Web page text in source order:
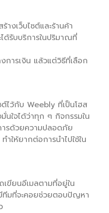
างเว็บไซต์และร้านค้า
ด้รับบริการในปริมาณที่
การเงิน แล้วแต่วิธีที่เลือก
ต์ไว้กับ Weebly ที่เป็นโฮส
นใจได้ว่าทุก ๆ กิจกรรมใน
ารด้วยความปลอดภัย
ำให้ยากต่อการนำไปใช้ใน
ขียนอีเมลตามที่อยู่ใน
ทีมที่จะคอยช่วยตอบปัญหา